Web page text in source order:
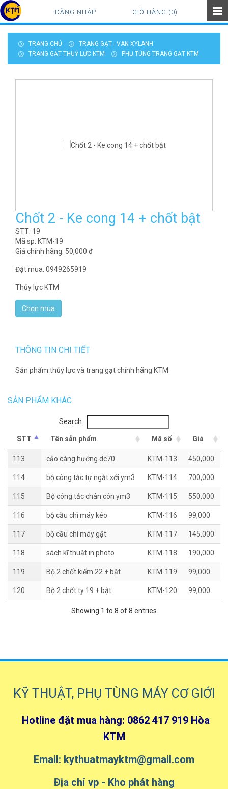
GIỎ HÀNG (0)
ĐĂNG NHẬP
TRANG CHỦ
TRANG GẠT - VAN XYLANH
TRANG GẠT THUỶ LỰC KTM
PHỤ TÙNG TRANG GẠT KTM
Chốt 2 - Ke cong 14 + chốt bật
STT: 19
Mã sp: KTM-19
Giá chính hãng: 50,000 đ
Đặt mua: 0949265919
Thủy lực KTM
THÔNG TIN CHI TIẾT
Sản phẩm thủy lực và trang gạt chính hãng KTM
SẢN PHẨM KHÁC
Search:
STT Tên sản phẩm Mã số Giá
113 cảo càng hướng dc70 KTM-113 450,000
114 bộ công tắc tự ngắt xới ym3 KTM-114 700,000
115 Bộ công tắc chân côn ym3 KTM-115 550,000
116 bộ cầu chì máy kéo KTM-116 99,000
117 bộ cầu chì máy gặt KTM-117 145,000
118 sách kĩ thuật in photo KTM-118 190,000
119 Bộ 2 chốt kiếm 22 + bật KTM-119 99,000
120 Bộ 2 chốt ty 19 + bật KTM-120 99,000
Showing 1 to 8 of 8 entries
KỸ THUẬT, PHỤ TÙNG MÁY CƠ GIỚI
Hotline đặt mua hàng: 0862 417 919 Hòa
KTM
Email: kythuatmayktm@gmail.com
Địa chỉ vp - Kho phát hàng